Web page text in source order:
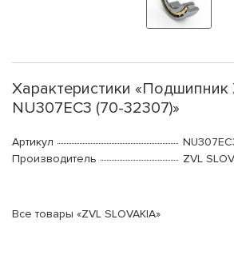
Характеристики «Подшипник
NU307EC3 (70-32307)»
Артикул
Производитель
ZVL
Все товары «ZVL SLOVAKIA»